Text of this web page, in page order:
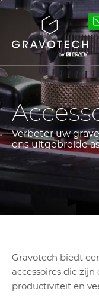
content
Gravotech
Verbeter uw
ons uitgebreide
Gravotech biedt
accessoires die
productiviteit en